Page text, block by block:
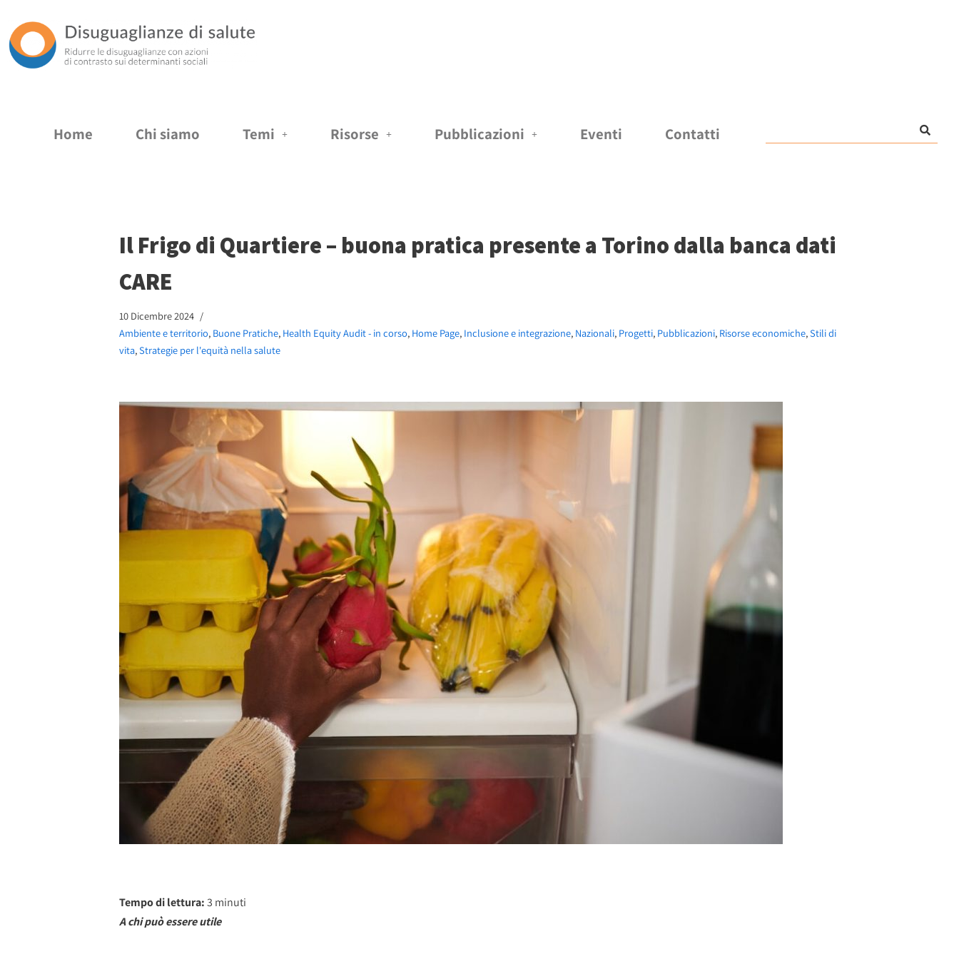
Vai
al
Home Chi siamo Temi Risorse Pubblicazioni Eventi Contatti
Il Frigo di Quartiere – buona pratica presente a Torino dalla banca dati
CARE
10 Dicembre 2024
Ambiente e territorio, Buone Pratiche, Health Equity Audit - in corso, Home Page, Inclusione e integrazione, Nazionali, Progetti, Pubblicazioni, Risorse economiche,Stili di
vita,Strategie per l'equità nella salute
Tempo di lettura:3 minuti
A chi può essere utile